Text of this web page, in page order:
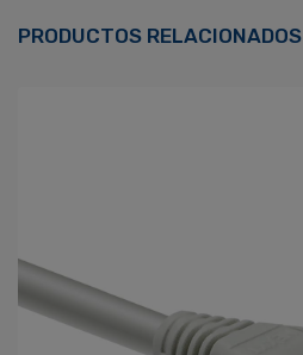
PRODUCTOS RELACIONADOS